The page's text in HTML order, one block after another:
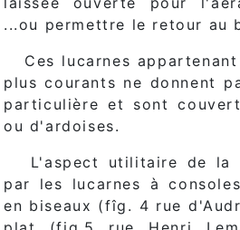
...ou permettre le retour au
Ces lucarnes
plus courants ne donnent
particulière et sont
ou d'ardoises.
L'aspect utilitaire de la
par les lucarnes à
en biseaux (fîg. 4 rue